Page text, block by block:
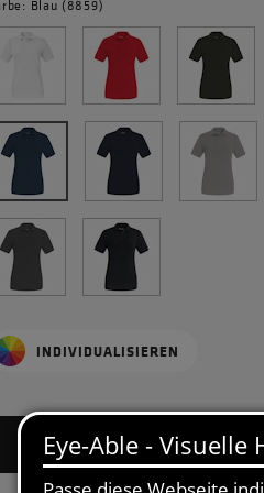
Blau (8859)
INDIVIDUALISIEREN
BITTE GRÖSSE WÄHLEN